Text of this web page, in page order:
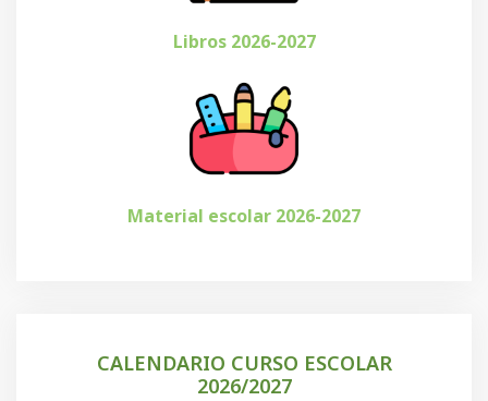
Libros 2026-2027
Material escolar 2026-2027
CALENDARIO CURSO ESCOLAR
2026/2027